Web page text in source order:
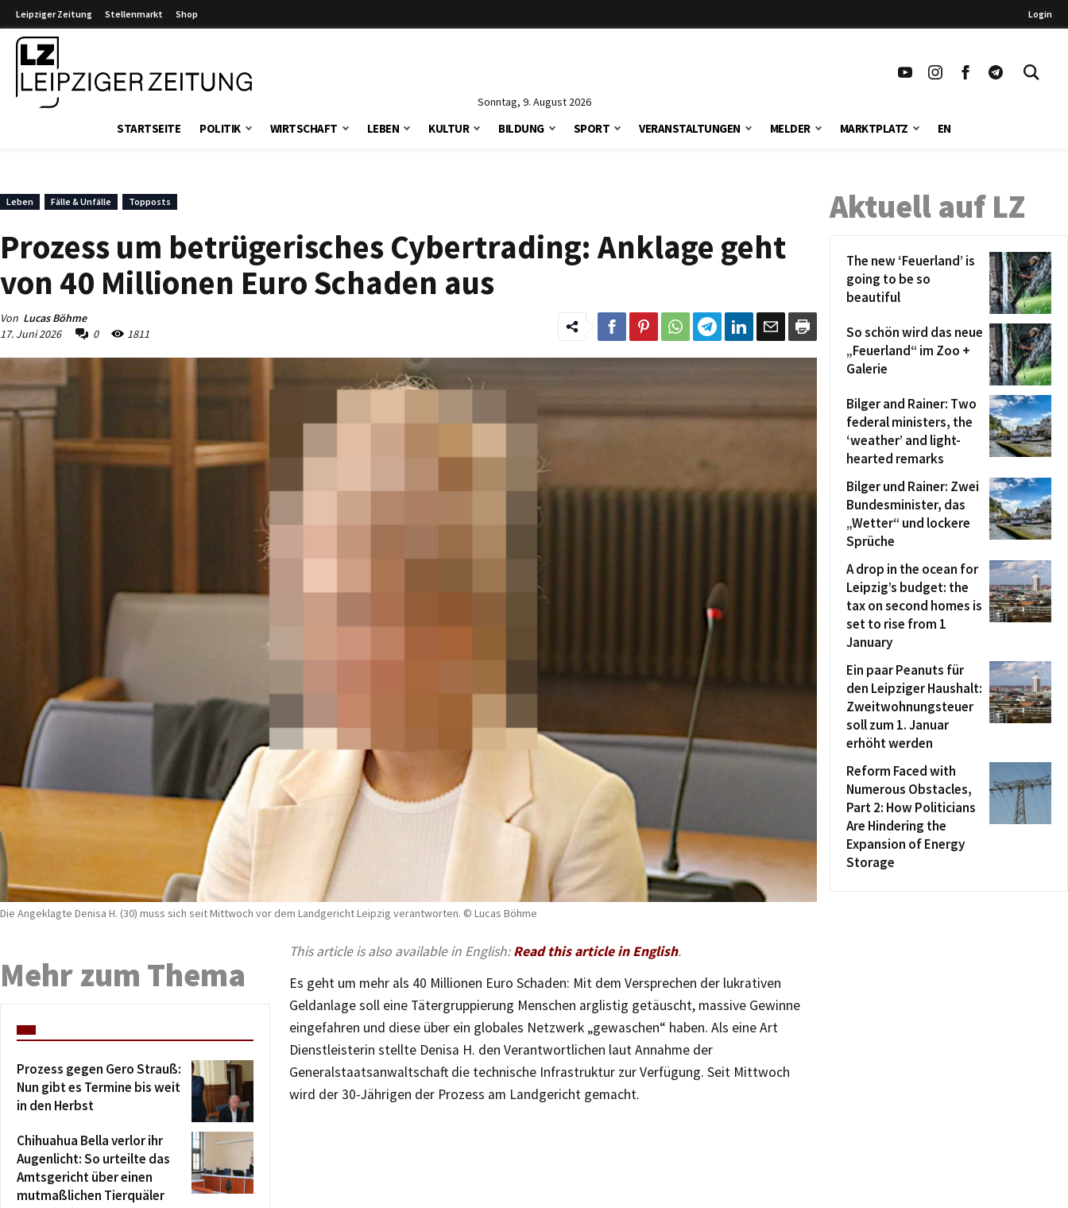
Leipziger Zeitung Stellenmarkt Shop Login
Sonntag, 9. August 2026
STARTSEITE POLITIK WIRTSCHAFT LEBEN KULTUR BILDUNG SPORT VERANSTALTUNGEN MELDER MARKTPLATZ EN
Leben Fälle & Unfälle Topposts
Prozess um betrügerisches Cybertrading: Anklage geht
von 40 Millionen Euro Schaden aus
Von Lucas Böhme
17. Juni 2026
0 1811
Die Angeklagte Denisa H. (30) muss sich seit Mittwoch vor dem Landgericht Leipzig verantworten. © Lucas Böhme
This article is also available in English:Read this article in English.
Es geht um mehr als 40 Millionen Euro Schaden: Mit dem Versprechen der lukrativen
Geldanlage soll eine Tätergruppierung Menschen arglistig getäuscht, massive Gewinne
eingefahren und diese über ein globales Netzwerk „gewaschen“ haben. Als eine Art
Dienstleisterin stellte Denisa H. den Verantwortlichen laut Annahme der
Generalstaatsanwaltschaft die technische Infrastruktur zur Verfügung. Seit Mittwoch
wird der 30-Jährigen der Prozess am Landgericht gemacht.
Mehr zum Thema
Prozess gegen Gero Strauß:
Nun gibt es Termine bis weit
in den Herbst
Chihuahua Bella verlor ihr
Augenlicht: So urteilte das
Amtsgericht über einen
mutmaßlichen Tierquäler
Aktuell auf LZ
The new ‘Feuerland’ is
going to be so
beautiful
So schön wird das neue
„Feuerland“ im Zoo +
Galerie
Bilger and Rainer: Two
federal ministers, the
‘weather’ and light-
hearted remarks
Bilger und Rainer: Zwei
Bundesminister, das
„Wetter“ und lockere
Sprüche
A drop in the ocean for
Leipzig’s budget: the
tax on second homes is
set to rise from 1
January
Ein paar Peanuts für
den Leipziger Haushalt:
Zweitwohnungsteuer
soll zum 1. Januar
erhöht werden
Reform Faced with
Numerous Obstacles,
Part 2: How Politicians
Are Hindering the
Expansion of Energy
Storage